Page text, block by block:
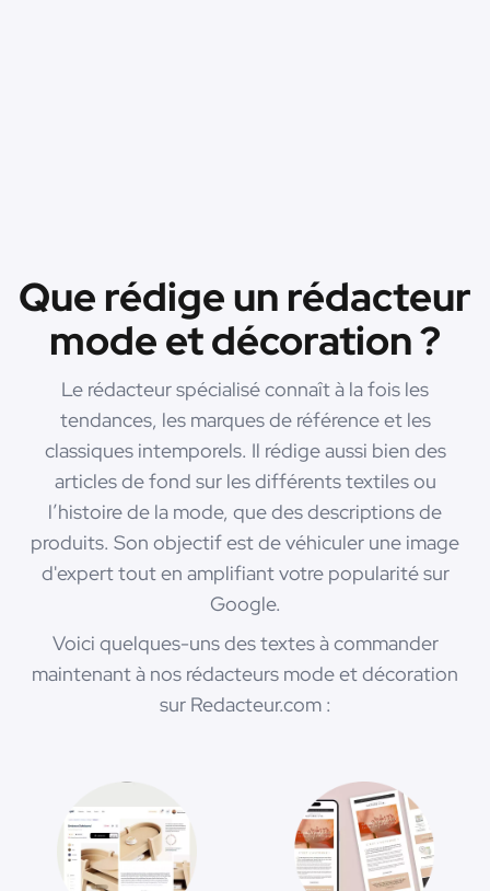
Que rédige un rédacteur
mode et décoration ?
Le rédacteur spécialisé connaît à la fois les
tendances, les marques de référence et les
classiques intemporels. Il rédige aussi bien des
articles de fond sur les différents textiles ou
l’histoire de la mode, que des descriptions de
produits. Son objectif est de véhiculer une image
d'expert tout en amplifiant votre popularité sur
Google.
Voici quelques-uns des textes à commander
maintenant à nos rédacteurs mode et décoration
sur Redacteur.com :